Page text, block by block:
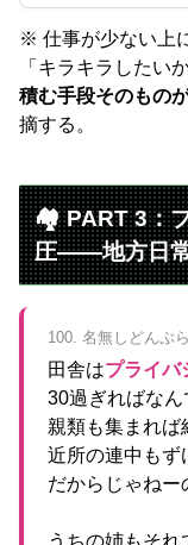
※ 仕事が少ない上
「キラキラしたい
積む手段そのもの
摘する。
🏘️ PART 3：
圧——地方日
100. 名無しどんぶ
田舎はプライバ
30過ぎればな
親類も集まれば
近所の連中もず
だからじゃねー
うちの姉もそ